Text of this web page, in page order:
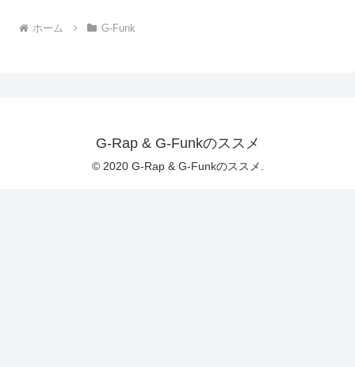
ホーム G-Funk
G-Rap & G-Funkのススメ
© 2020 G-Rap & G-Funkのススメ.